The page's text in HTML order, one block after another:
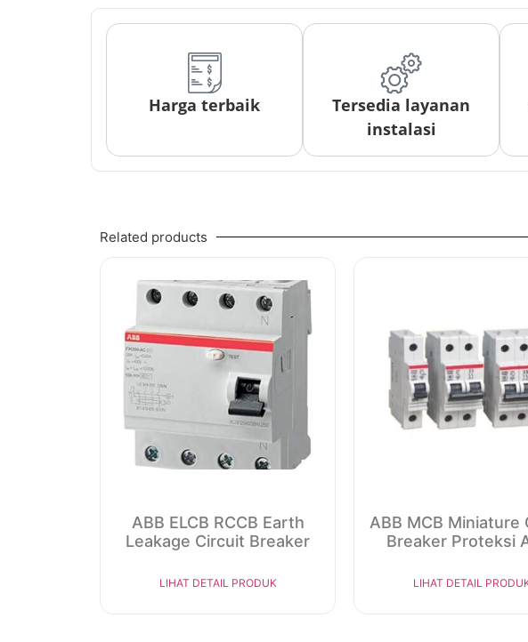
Harga terbaik
Tersedia layanan
instalasi
Related products
ABB ELCB RCCB Earth
Leakage Circuit Breaker
LIHAT DETAIL PRODUK
ABB MCB Miniature
Breaker Proteksi
LIHAT DETAIL